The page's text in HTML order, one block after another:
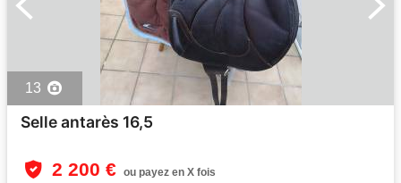
13
Selle antarès 16,5
2 200 € ou payez en X fois